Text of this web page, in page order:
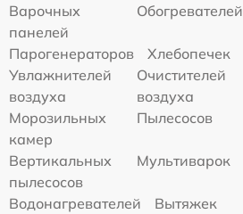
Варочных
панелей
Обогревателей
Парогенераторов
Хлебопечек
Увлажнителей
воздуха
Очистителей
воздуха
Морозильных
камер
Пылесосов
Вертикальных
пылесосов
Мультиварок
Водонагревателей
Вытяжек